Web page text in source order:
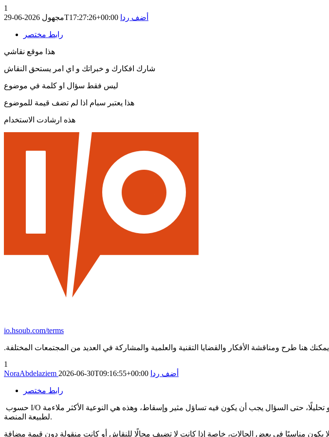
1
مجهول2026-06-29T17:27:26+00:00 أضف ردا
رابط مختصر
هذا موقع نقاشي
شارك افكارك و خبراتك و اي امر يستحق النقاش
ليس فقط سؤال او كلمة في موضوع
هذا يعتبر سبام اذا لم تضف قيمة للموضوع
هذه ارشادت الاستخدام
io.hsoub.com/terms
يمكنك هنا طرح ومناقشة الأفكار والقضايا التقنية والعلمية والمشاركة في العديد من المجتمعات المختلفة.
1
NoraAbdelaziem 2026-06-30T09:16:55+00:00 أضف ردا
رابط مختصر
لطبيعة المنصة.